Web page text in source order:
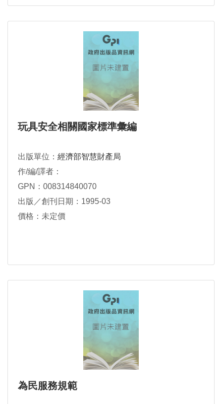
玩具安全相關國家標準彙編
出版單位： 經濟部智慧財產局
作/編/譯者：
GPN：008314840070
出版／創刊日期：1995-03
價格：未定價
為民服務規範